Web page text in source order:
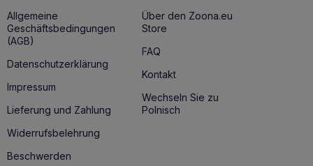
Superfoods, wie Chia und Algen, stärken das Immunsystem
und unterstützen gesunde Gelenke
Ab wann ist es sinnvoll, PERRO Gourmet Hirsch
mit Zucchini 400g zu füttern?
PERRO Gourmet Deer mit Zucchini400g sollte in den
Speiseplan Ihres ausgewachsenen Hundes aufgenommen
werden, insbesondere wenn er zu
neigt oder magere Proteine zur Gewichtskontrolle benötigt.
Dieses Futter ist für ausgewachsene Hunde aller Rassen
geeignet, die eine gesunde und verdauliche Ernährung
Allgemeine
Geschäftsbedingungen
(AGB)
Datenschutzerklärung
Impressum
Lieferung und Zahlung
Widerrufsbelehrung
Beschwerden
Über den Zoona.eu
Store
FAQ
Kontakt
Wechseln Sie zu
Polnisch